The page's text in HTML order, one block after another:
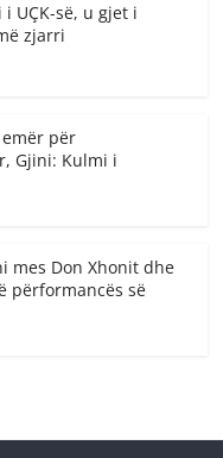
UÇK-së, u gjet i
zjarri
emër për
Gjini: Kulmi i
mes Don Xhonit dhe
përformancës së